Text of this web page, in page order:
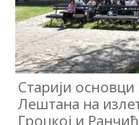
Старији основци
Лештана на
Гроцкој и